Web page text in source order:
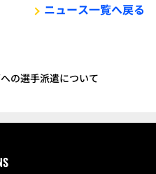
ニュース一覧へ戻る
の選手派遣について